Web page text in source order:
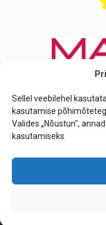
Sellel veebilehel
kasutamise
Valides „Nõustun",
kasutamiseks.